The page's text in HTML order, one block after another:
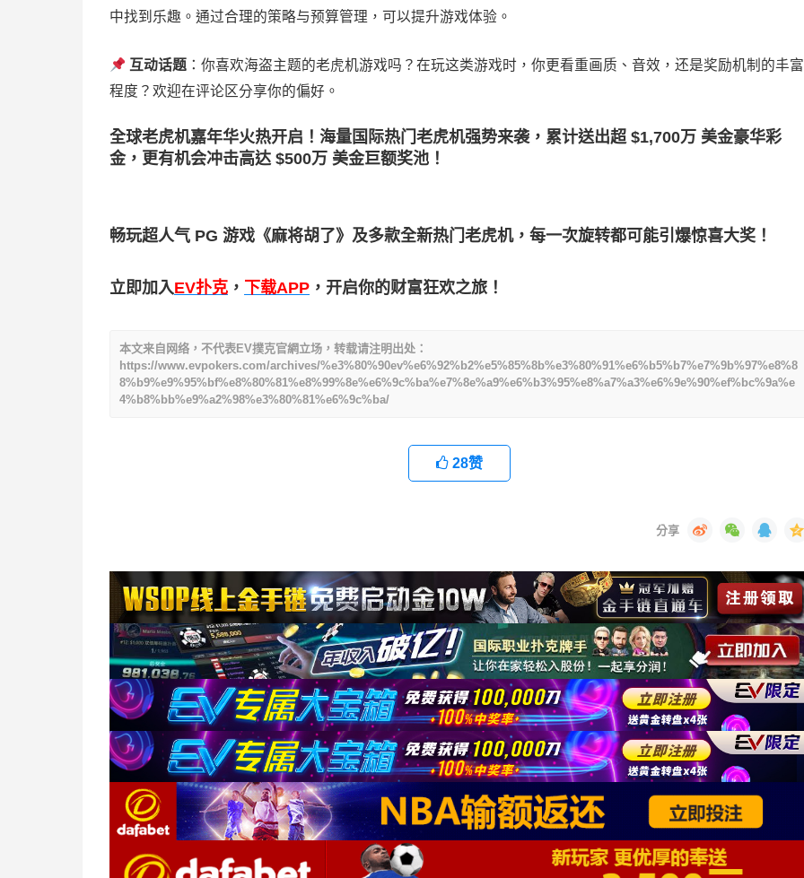
中找到乐趣。通过合理的策略与预算管理，可以提升游戏体验。
互动话题：你喜欢海盗主题的老虎机游戏吗？在玩这类游戏时，你更看重画质、音效，还是奖励机制的丰富
程度？欢迎在评论区分享你的偏好。
全球老虎机嘉年华火热开启！海量国际热门老虎机强势来袭，累计送出超 $1,700万 美金豪华彩
金，更有机会冲击高达 $500万 美金巨额奖池！
畅玩超人气 PG 游戏《麻将胡了》及多款全新热门老虎机，每一次旋转都可能引爆惊喜大奖！
立即加入EV扑克 ， 下载APP ，开启你的财富狂欢之旅！
本文来自网络，不代表EV撲克官網立场，转载请注明出处：
https://www.evpokers.com/archives/%e3%80%90ev%e6%92%b2%e5%85%8b%e3%80%91%e6%b5%b7%e7%9b%97%e8%8
8%b9%e9%95%bf%e8%80%81%e8%99%8e%e6%9c%ba%e7%8e%a9%e6%b3%95%e8%a7%a3%e6%9e%90%ef%bc%9a%e
4%b8%bb%e9%a2%98%e3%80%81%e6%9c%ba/
28赞